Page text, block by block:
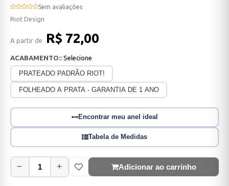
Sem avaliações
Riot Design
A partir de R$ 72,00
ACABAMENTO:: Selecione
PRATEADO PADRÃO RIOT!
FOLHEADO A PRATA - GARANTIA DE 1 ANO
Encontrar meu anel ideal
Tabela de Medidas
− + Adicionar ao carrinho